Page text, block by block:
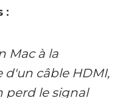
:
Mac à la
d'un câble HDMI,
perd le signal